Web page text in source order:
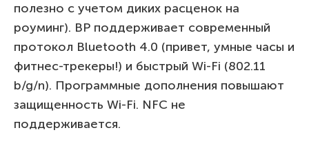
полезно с учетом диких расценок на
роуминг). BP поддерживает современный
протокол Bluetooth 4.0 (привет, умные часы и
фитнес-трекеры!) и быстрый Wi-Fi (802.11
b/g/n). Программные дополнения повышают
защищенность Wi-Fi. NFC не
поддерживается.